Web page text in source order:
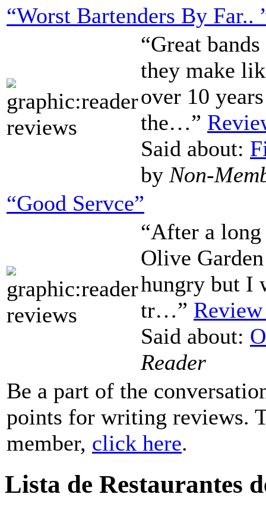
“Worst Bartenders By Far..
“Great
they make
over 10
the…”
Said about:
by Non-
“Good Servce”
“After a
Olive
hungry but I
tr…”
Said about:
Reader
Be a part of the
points for writing reviews.
member, click here.
Lista de Restaurantes